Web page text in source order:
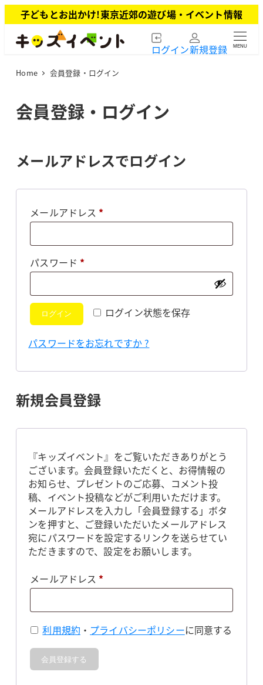
イ
子どもとお出かけ!東京近郊の遊び場・イベント情報
ログイン新規登録 MENU
Home 会員登録・ログイン
会員登録・ログイン
メールアドレスでログイン
メールアドレス *必
パスワード *必
ログイン状態を保存
ログイン
パスワードをお忘れですか ?
新規会員登録
『キッズイベント』をご覧いただきありがとう
ございます。会員登録いただくと、お得情報の
お知らせ、プレゼントのご応募、コメント投
稿、イベント投稿などがご利用いただけます。
メールアドレスを入力し「会員登録する」ボタ
ンを押すと、ご登録いただいたメールアドレス
宛にパスワードを設定するリンクを送らせてい
ただきますので、設定をお願いします。
メールアドレス *必
利用規約 ・ プライバシーポリシーに同意する
会員登録する